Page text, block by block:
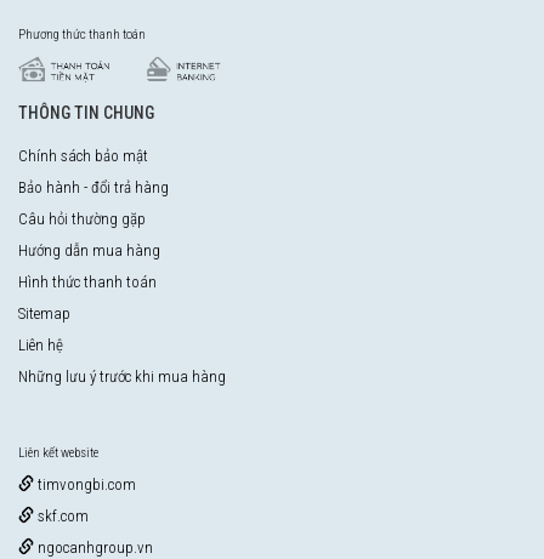
Phương thức thanh toán
THÔNG TIN CHUNG
Chính sách bảo mật
Bảo hành - đổi trả hàng
Câu hỏi thường gặp
Hướng dẫn mua hàng
Hình thức thanh toán
Sitemap
Liên hệ
Những lưu ý trước khi mua hàng
Liên kết website
timvongbi.com
skf.com
ngocanhgroup.vn